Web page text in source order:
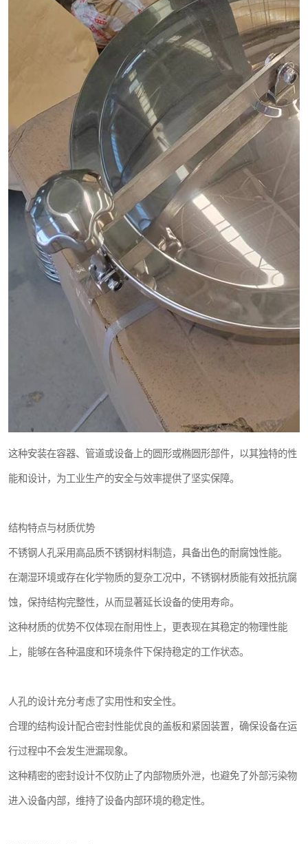
这种安装在容器、管道或设备上的圆形或椭圆形部件，以其独特的性
能和设计，为工业生产的安全与效率提供了坚实保障。
结构特点与材质优势
不锈钢人孔采用高品质不锈钢材料制造，具备出色的耐腐蚀性能。
在潮湿环境或存在化学物质的复杂工况中，不锈钢材质能有效抵抗腐
蚀，保持结构完整性，从而显著延长设备的使用寿命。
这种材质的优势不仅体现在耐用性上，更表现在其稳定的物理性能
上，能够在各种温度和环境条件下保持稳定的工作状态。
人孔的设计充分考虑了实用性和安全性。
合理的结构设计配合密封性能优良的盖板和紧固装置，确保设备在运
行过程中不会发生泄漏现象。
这种精密的密封设计不仅防止了内部物质外泄，也避免了外部污染物
进入设备内部，维持了设备内部环境的稳定性。